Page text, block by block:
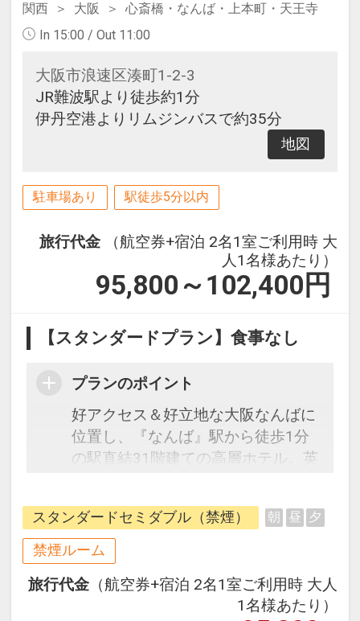
関西 大阪
心斎橋・なんば・上本町・天王寺
In 15:00 / Out 11:00
大阪市浪速区湊町1-2-3
JR難波駅より徒歩約1分
伊丹空港よりリムジンバスで約35分
地図
駐車場あり 駅徒歩5分以内
旅行代金
（航空券+宿泊 2名1室ご利用時 大
人1名様あたり）
95,800～102,400 円
【スタンダードプラン】食事なし
プランのポイント
好アクセス＆好立地な大阪なんばに
位置し、『なんば』駅から徒歩1分
の駅直結31階建ての高層ホテル。英
化をテーマにつくられた館内で、各
地を巡り旅するかのような特別なひ
と時をお過ごしいただけます。お部
屋のバスルームにはウルトラファイ
ンミスト「ミラブル」を全客室に導
入。ホテルと同じ建物内の地下1階
スタンダードセミダブル（禁煙） 朝 昼 夕
禁煙ルーム
旅行代金 （航空券+宿泊 2名1室ご利用時 大人
1名様あたり）